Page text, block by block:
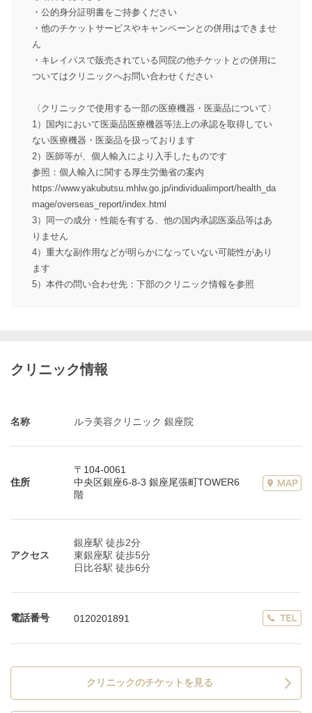
・公的身分証明書をご持参ください
・他のチケットサービスやキャンペーンとの併用はできませ
ん
・キレイパスで販売されている同院の他チケットとの併用に
ついてはクリニックへお問い合わせください
〈クリニックで使用する一部の医療機器・医薬品について〉
1）国内において医薬品医療機器等法上の承認を取得してい
ない医療機器・医薬品を扱っております
2）医師等が、個人輸入により入手したものです
参照：個人輸入に関する厚生労働省の案内
https://www.yakubutsu.mhlw.go.jp/individualimport/health_da
mage/overseas_report/index.html
3）同一の成分・性能を有する、他の国内承認医薬品等はあ
りません
4）重大な副作用などが明らかになっていない可能性があり
ます
5）本件の問い合わせ先：下部のクリニック情報を参照
クリニック情報
名称 ルラ美容クリニック 銀座院
住所
〒104-0061
中央区銀座6-8-3 銀座尾張町TOWER6
階
アクセス
銀座駅 徒歩2分
東銀座駅 徒歩5分
日比谷駅 徒歩6分
電話番号 0120201891
クリニックのチケットを見る